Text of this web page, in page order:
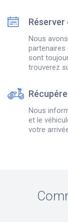
Réserver
Nous
sont
trouverez
Nous
et le
votre